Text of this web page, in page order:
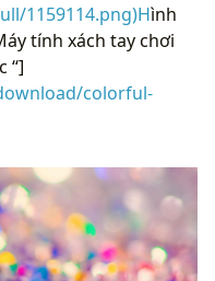
1159114.png)Hình
tính xách tay chơi
“]
colorful-